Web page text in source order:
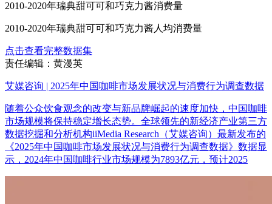
2010-2020年瑞典甜可可和巧克力酱消费量
2010-2020年瑞典甜可可和巧克力酱人均消费量
点击查看完整数据集
责任编辑：黄漫英
艾媒咨询 | 2025年中国咖啡市场发展状况与消费行为调查数据
随着公众饮食观念的改变与新品牌崛起的速度加快，中国咖啡
市场规模将保持稳定增长态势。全球领先的新经济产业第三方
数据挖掘和分析机构iiMedia Research（艾媒咨询）最新发布的
《2025年中国咖啡市场发展状况与消费行为调查数据》数据显
示，2024年中国咖啡行业市场规模为7893亿元，预计2025